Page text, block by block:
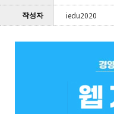
작성자 iedu2020